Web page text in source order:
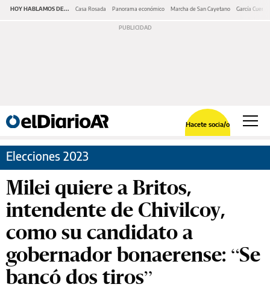
HOY HABLAMOS DE... Casa Rosada Panorama económico Marcha de San Cayetano García Cuerva
Hacete socia/o
Elecciones 2023
Milei quiere a Britos,
intendente de Chivilcoy,
como su candidato a
gobernador bonaerense: “Se
bancó dos tiros”